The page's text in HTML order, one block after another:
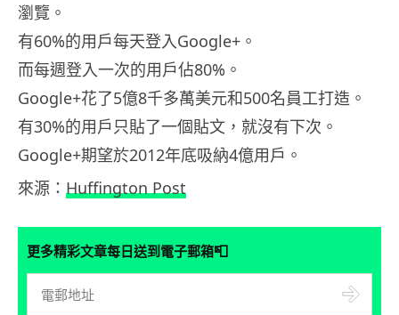
瀏覽。
有60%的用戶每天登入Google+。
而每週登入一次的用戶佔80%。
Google+花了5億8千多萬美元和500名員工打造。
有30%的用戶只貼了一個貼文，就沒有下次。
Google+期望於2012年底吸納4億用戶。
來源： Huffington Post
更多精彩文章每日送到電子郵箱📮